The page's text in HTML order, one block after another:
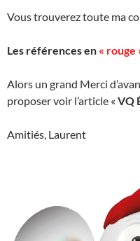
Vous trouverez toute ma
Les références en « rouge
Alors un grand Merci
proposer voir l’article « VQ
Amitiés, Laurent